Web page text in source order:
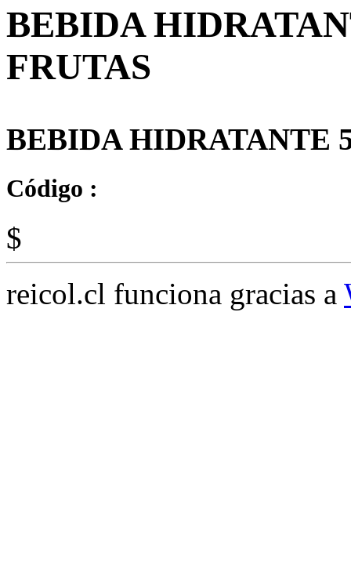
BEBIDA
FRUTAS
BEBIDA HIDRATANTE
Código :
$
reicol.cl funciona gracias a